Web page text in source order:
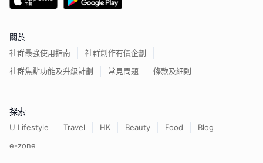
關於
社群最強使用指南
社群創作有價企劃
社群焦點功能及升級計劃
常見問題 條款及細則
探索
U Lifestyle Travel HK Beauty Food
Blog
e-zone